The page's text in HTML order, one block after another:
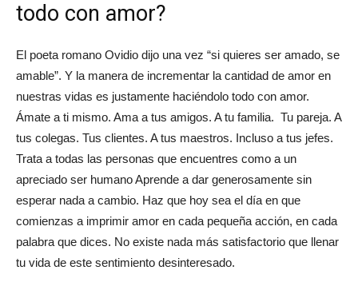
todo con amor?
El poeta romano Ovidio dijo una vez “si quieres ser amado, se
amable”. Y la manera de incrementar la cantidad de amor en
nuestras vidas es justamente haciéndolo todo con amor.
Ámate a ti mismo. Ama a tus amigos. A tu familia. Tu pareja. A
tus colegas. Tus clientes. A tus maestros. Incluso a tus jefes.
Trata a todas las personas que encuentres como a un
apreciado ser humano Aprende a dar generosamente sin
esperar nada a cambio. Haz que hoy sea el día en que
comienzas a imprimir amor en cada pequeña acción, en cada
palabra que dices. No existe nada más satisfactorio que llenar
tu vida de este sentimiento desinteresado.